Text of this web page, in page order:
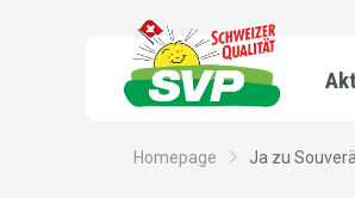
Homepage Ja zu